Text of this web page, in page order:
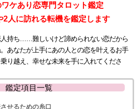
ワケあり恋専門タロット鑑定
2人に訪れる転機を鑑定します
持ち……難しいけど諦められない恋だから
あなたが上手にあの人との恋を叶えるお手
り越え、幸せな未来を手に入れてくださ
鑑定項目一覧
せるための糸口